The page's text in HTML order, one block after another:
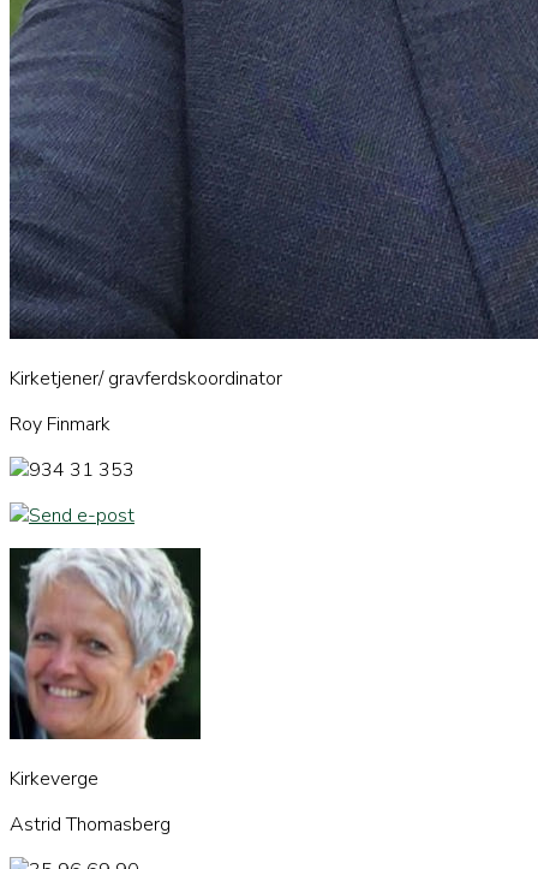
Kirketjener/ gravferdskoordinator
Roy Finmark
934 31 353
Send e-post
Kirkeverge
Astrid Thomasberg